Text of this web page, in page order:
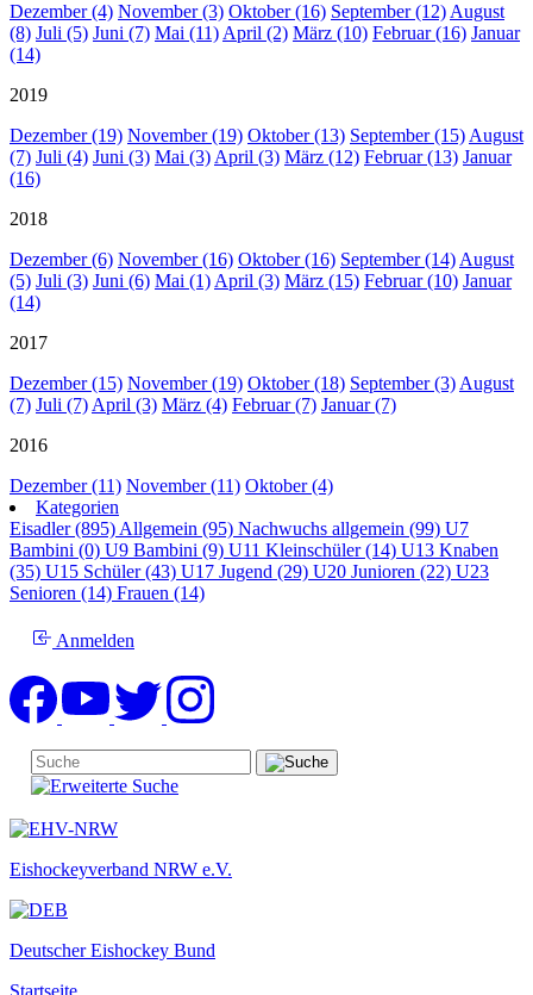
Dezember (4) November (3) Oktober (16) September (12)August
(8) Juli (5) Juni (7) Mai (11)April (2) März (10) Februar (16) Januar
(14)
2019
Dezember (19) November (19) Oktober (13) September (15)August
(7) Juli (4) Juni (3) Mai (3)April (3) März (12) Februar (13) Januar
(16)
2018
Dezember (6) November (16) Oktober (16) September (14)August
(5) Juli (3) Juni (6) Mai (1)April (3) März (15) Februar (10) Januar
(14)
2017
Dezember (15) November (19) Oktober (18) September (3)August
(7) Juli (7)April (3) März (4) Februar (7) Januar (7)
2016
Dezember (11) November (11) Oktober (4)
Kategorien
Eisadler (895)Allgemein (95) Nachwuchs allgemein (99) U7
Bambini (0) U9 Bambini (9) U11 Kleinschüler (14) U13 Knaben
(35) U15 Schüler (43) U17 Jugend (29) U20 Junioren (22) U23
Senioren (14) Frauen (14)
Anmelden
Eishockeyverband NRW e.V.
Deutscher Eishockey Bund